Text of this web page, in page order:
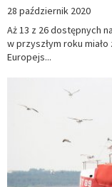
28 październik 2020
Aż 13 z 26 dostępnych
w przyszłym roku
Europejs...